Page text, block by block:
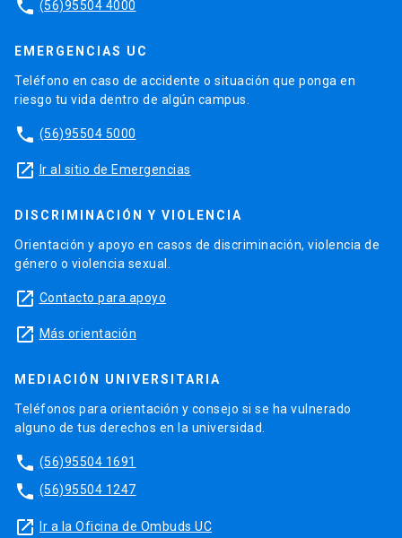
phone (56)95504 4000
EMERGENCIAS UC
Teléfono en caso de accidente o situación que ponga en
riesgo tu vida dentro de algún campus.
phone (56)95504 5000
launch Ir al sitio de Emergencias
DISCRIMINACIÓN Y VIOLENCIA
Orientación y apoyo en casos de discriminación, violencia de
género o violencia sexual.
launch Contacto para apoyo
launch Más orientación
MEDIACIÓN UNIVERSITARIA
Teléfonos para orientación y consejo si se ha vulnerado
alguno de tus derechos en la universidad.
phone (56)95504 1691
phone (56)95504 1247
launch Ir a la Oficina de Ombuds UC